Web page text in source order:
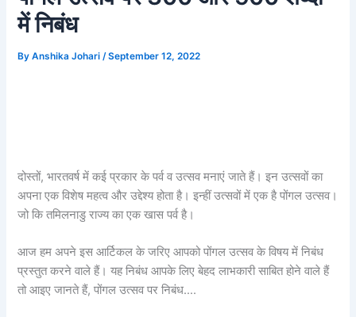
में निबंध
ByAnshika Johari/September 12, 2022
दोस्तों, भारतवर्ष में कई प्रकार के पर्व व उत्सव मनाएं जाते हैं। इन उत्सवों का
अपना एक विशेष महत्व और उद्देश्य होता है। इन्हीं उत्सवों में एक है पोंगल उत्सव।
जो कि तमिलनाडु राज्य का एक खास पर्व है।
आज हम अपने इस आर्टिकल के जरिए आपको पोंगल उत्सव के विषय में निबंध
प्रस्तुत करने वाले हैं। यह निबंध आपके लिए बेहद लाभकारी साबित होने वाले हैं
तो आइए जानते हैं, पोंगल उत्सव पर निबंध….